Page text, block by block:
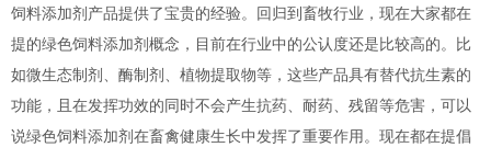
饲料添加剂产品提供了宝贵的经验。回归到畜牧行业，现在大家都在
提的绿色饲料添加剂概念，目前在行业中的公认度还是比较高的。比
如微生态制剂、酶制剂、植物提取物等，这些产品具有替代抗生素的
功能，且在发挥功效的同时不会产生抗药、耐药、残留等危害，可以
说绿色饲料添加剂在畜禽健康生长中发挥了重要作用。现在都在提倡